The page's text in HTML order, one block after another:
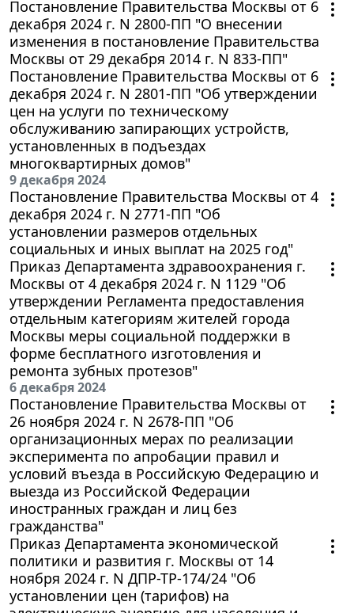
Постановление Правительства Москвы от 6
декабря 2024 г. N 2800-ПП "О внесении
изменения в постановление Правительства
Москвы от 29 декабря 2014 г. N 833-ПП"
Постановление Правительства Москвы от 6
декабря 2024 г. N 2801-ПП "Об утверждении
цен на услуги по техническому
обслуживанию запирающих устройств,
установленных в подъездах
многоквартирных домов"
9 декабря 2024
Постановление Правительства Москвы от 4
декабря 2024 г. N 2771-ПП "Об
установлении размеров отдельных
социальных и иных выплат на 2025 год"
Приказ Департамента здравоохранения г.
Москвы от 4 декабря 2024 г. N 1129 "Об
утверждении Регламента предоставления
отдельным категориям жителей города
Москвы меры социальной поддержки в
форме бесплатного изготовления и
ремонта зубных протезов"
6 декабря 2024
Постановление Правительства Москвы от
26 ноября 2024 г. N 2678-ПП "Об
организационных мерах по реализации
эксперимента по апробации правил и
условий въезда в Российскую Федерацию и
выезда из Российской Федерации
иностранных граждан и лиц без
гражданства"
Приказ Департамента экономической
политики и развития г. Москвы от 14
ноября 2024 г. N ДПР-ТР-174/24 "Об
установлении цен (тарифов) на